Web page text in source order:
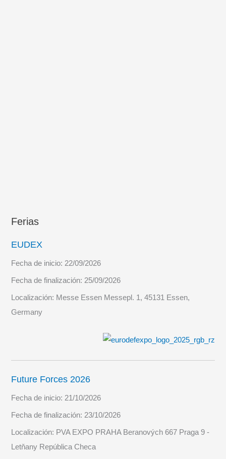
Ferias
EUDEX
Fecha de inicio: 22/09/2026
Fecha de finalización: 25/09/2026
Localización: Messe Essen Messepl. 1, 45131 Essen,
Germany
Future Forces 2026
Fecha de inicio: 21/10/2026
Fecha de finalización: 23/10/2026
Localización: PVA EXPO PRAHA Beranových 667 Praga 9 -
Letňany República Checa